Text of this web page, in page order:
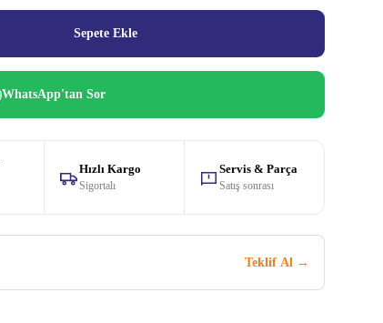
Sepete Ekle
WhatsApp'tan Sor
Hızlı Kargo
Sigortalı
Servis & Parça
Satış sonrası
Teklif Al →